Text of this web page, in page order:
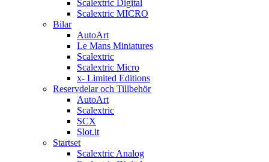
Scalextric Digital
Scalextric MICRO
Bilar
AutoArt
Le Mans Miniatures
Scalextric
Scalextric Micro
x- Limited Editions
Reservdelar och Tillbehör
AutoArt
Scalextric
SCX
Slot.it
Startset
Scalextric Analog